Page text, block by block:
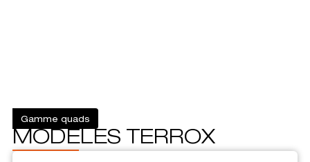
Gamme quads
MODÈLES TERROX